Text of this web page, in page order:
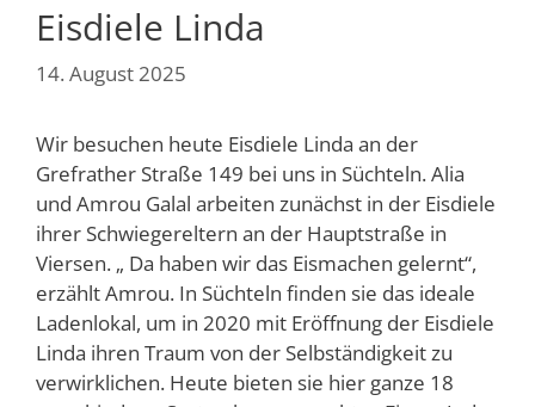
Eisdiele Linda
14. August 2025
Wir besuchen heute Eisdiele Linda an der
Grefrather Straße 149 bei uns in Süchteln. Alia
und Amrou Galal arbeiten zunächst in der Eisdiele
ihrer Schwiegereltern an der Hauptstraße in
Viersen. „ Da haben wir das Eismachen gelernt“,
erzählt Amrou. In Süchteln finden sie das ideale
Ladenlokal, um in 2020 mit Eröffnung der Eisdiele
Linda ihren Traum von der Selbständigkeit zu
verwirklichen. Heute bieten sie hier ganze 18